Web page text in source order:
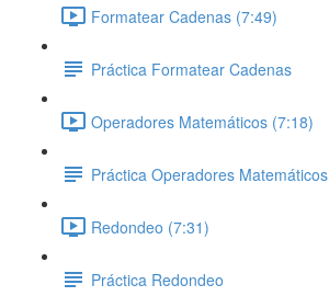
Formatear Cadenas (7:49)
Práctica Formatear Cadenas
Operadores Matemáticos (7:18)
Práctica Operadores Matemáticos
Redondeo (7:31)
Práctica Redondeo